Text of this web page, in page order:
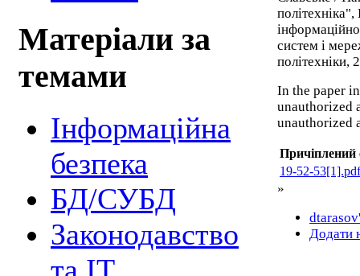
Матеріали за
темами
Інформаційна
безпека
БД/СУБД
Законодавство
систем і
політехніки,
In the paper
unauthorized
unauthorized
Причіплений
19-52-53[1].pdf
»
Додати